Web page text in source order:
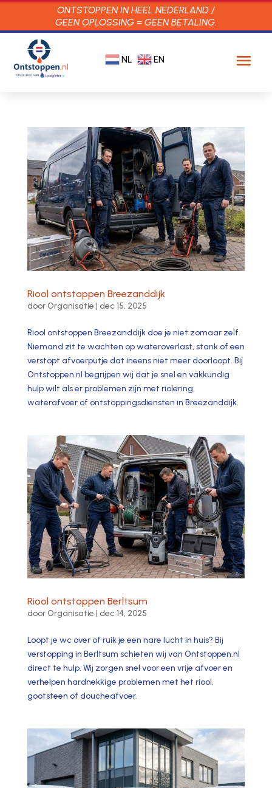
ONTSTOPPEN IN HEEL NEDERLAND /
GEEN OPLOSSING = GEEN BETALING.
NL EN
Riool ontstoppen Breezanddijk
door Organisatie | dec 15, 2025
Riool ontstoppen Breezanddijk doe je niet zomaar zelf.​
Niemand zit te wachten op wateroverlast, stank of een
verstopt afvoerputje dat ineens niet meer doorloopt.​ Bij
Ontstoppen.​nl begrijpen wij dat je snel en vakkundig
hulp wilt als er problemen zijn met riolering,
waterafvoer of ontstoppingsdiensten in Breezanddijk.​
Riool ontstoppen Berltsum
door Organisatie | dec 14, 2025
Loopt je wc over of ruik je een nare lucht in huis? Bij
verstopping in Berltsum schieten wij van Ontstoppen.​nl
direct te hulp.​ Wij zorgen snel voor een vrije afvoer en
verhelpen hardnekkige problemen met het riool,
gootsteen of doucheafvoer.​